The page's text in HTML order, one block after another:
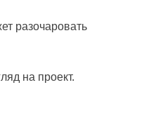
разочаровать
на проект.